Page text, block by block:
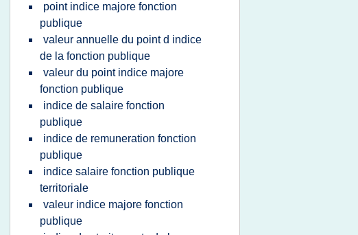
point indice majore fonction
publique
valeur annuelle du point d indice
de la fonction publique
valeur du point indice majore
fonction publique
indice de salaire fonction
publique
indice de remuneration fonction
publique
indice salaire fonction publique
territoriale
valeur indice majore fonction
publique